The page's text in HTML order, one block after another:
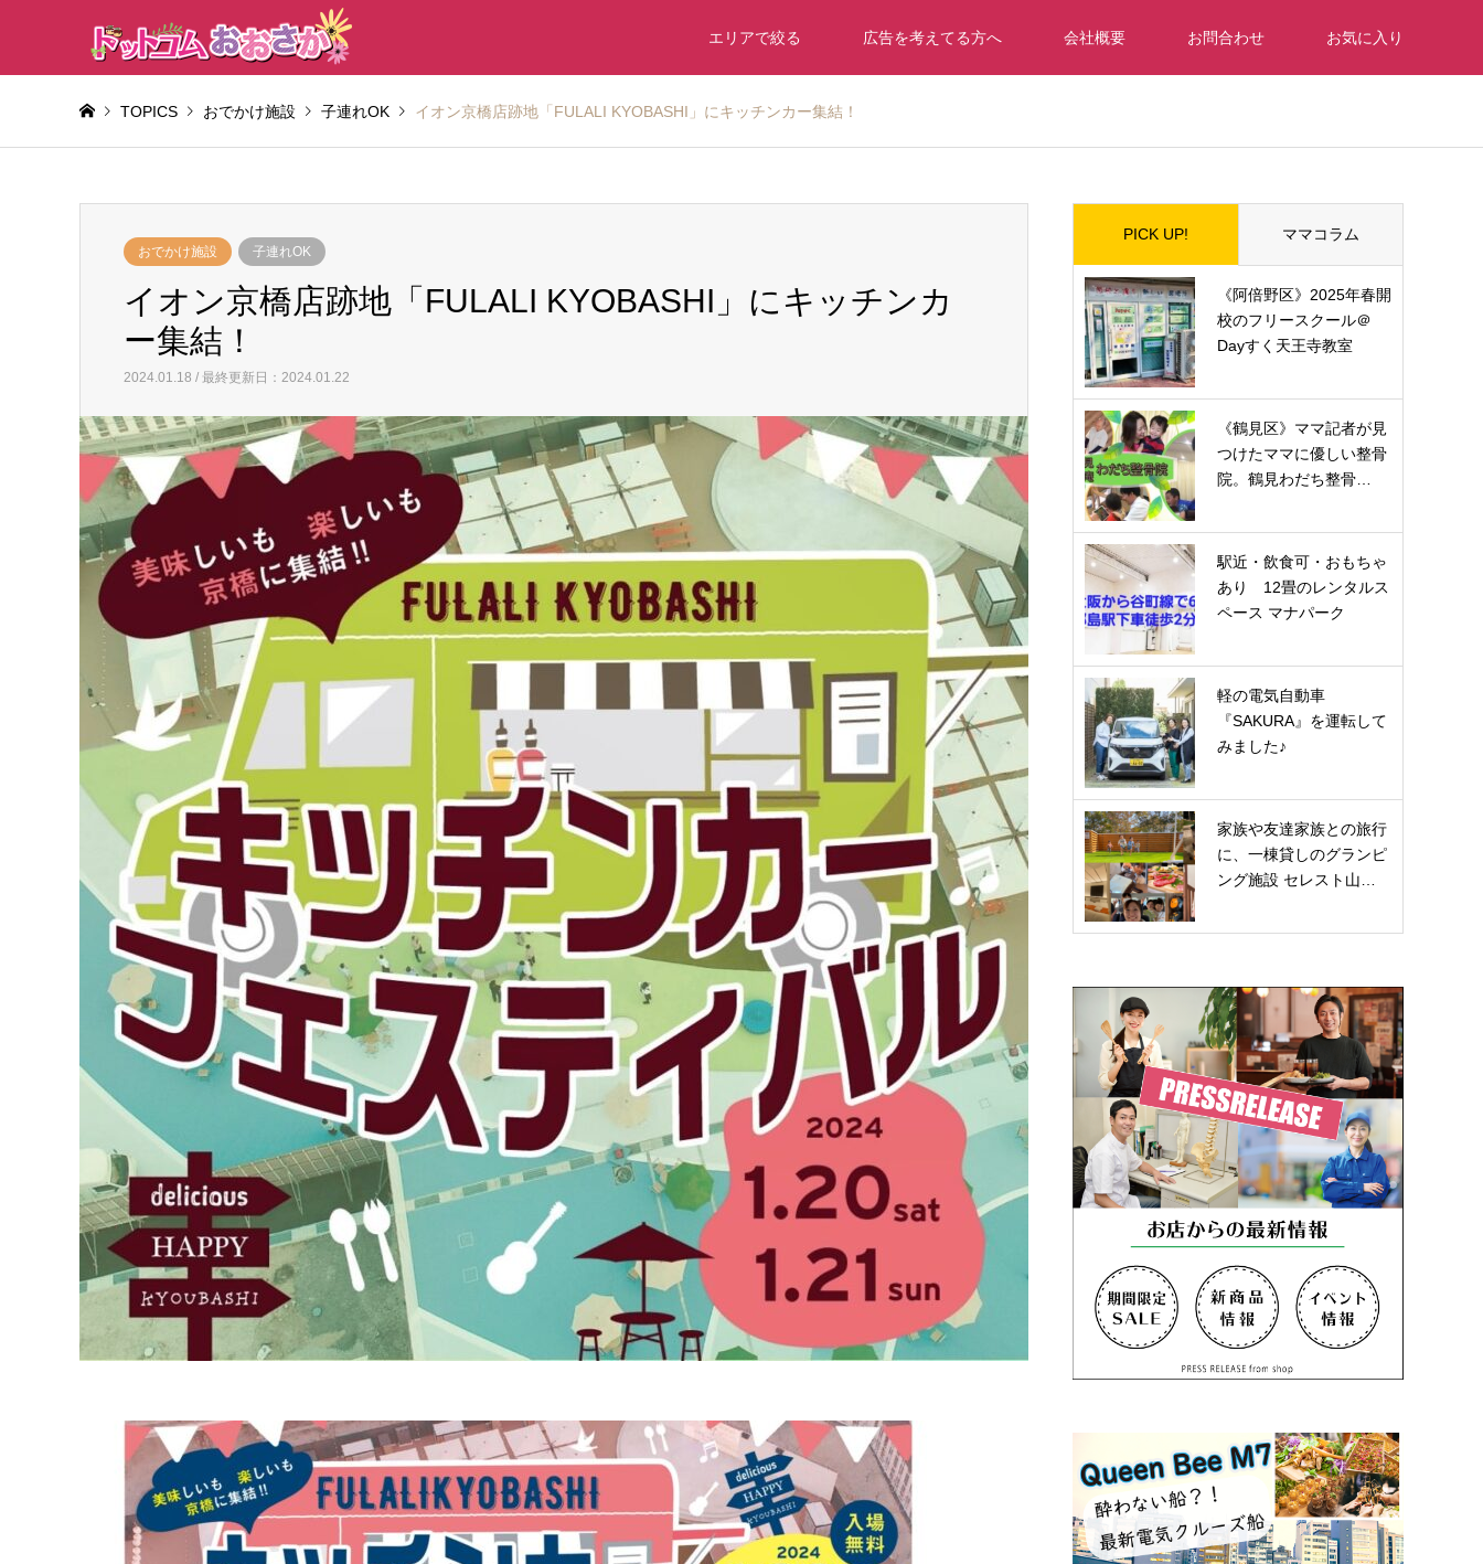
エリアで絞る 広告を考えてる方へ 会社概要 お問合わせ お気に入り
TOPICS おでかけ施設 子連れOK イオン京橋店跡地「FULALI KYOBASHI」にキッチンカー集結！
おでかけ施設 子連れOK
イオン京橋店跡地「FULALI KYOBASHI」にキッチンカ
ー集結！
2024.01.18 / 最終更新日：2024.01.22
PICK UP! ママコラム
《阿倍野区》2025年春開
校のフリースクール＠
Dayすく天王寺教室
《鶴見区》ママ記者が見
つけたママに優しい整骨
院。鶴見わだち整骨…
駅近・飲食可・おもちゃ
あり 12畳のレンタルス
ペース マナパーク
軽の電気自動車
『SAKURA』を運転して
みました♪
家族や友達家族との旅行
に、一棟貸しのグランピ
ング施設 セレスト山…